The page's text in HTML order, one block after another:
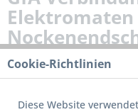
Cookie-Richtlinien
Diese Website